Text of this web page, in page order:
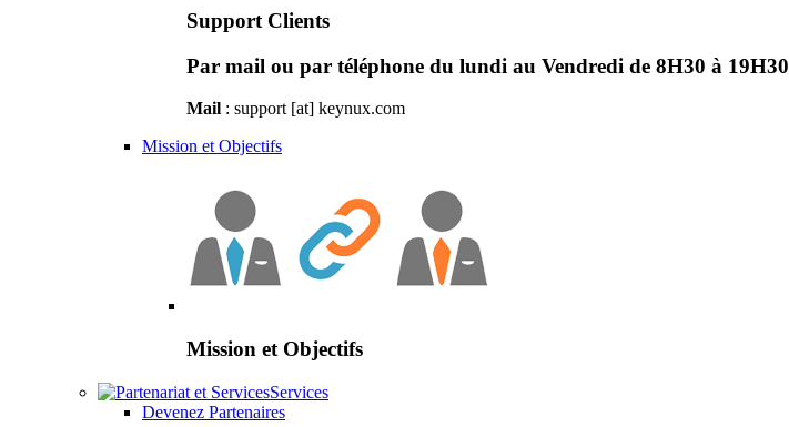
Support Clients
Par mail ou par téléphone du lundi au Vendredi de 8H30 à 19H30
Mail : support [at] keynux.com
Mission et Objectifs
Mission et Objectifs
Services
Devenez Partenaires